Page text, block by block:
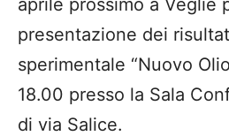
presentazione dei
sperimentale “Nuovo
18.00 presso la Sala
di via Salice.